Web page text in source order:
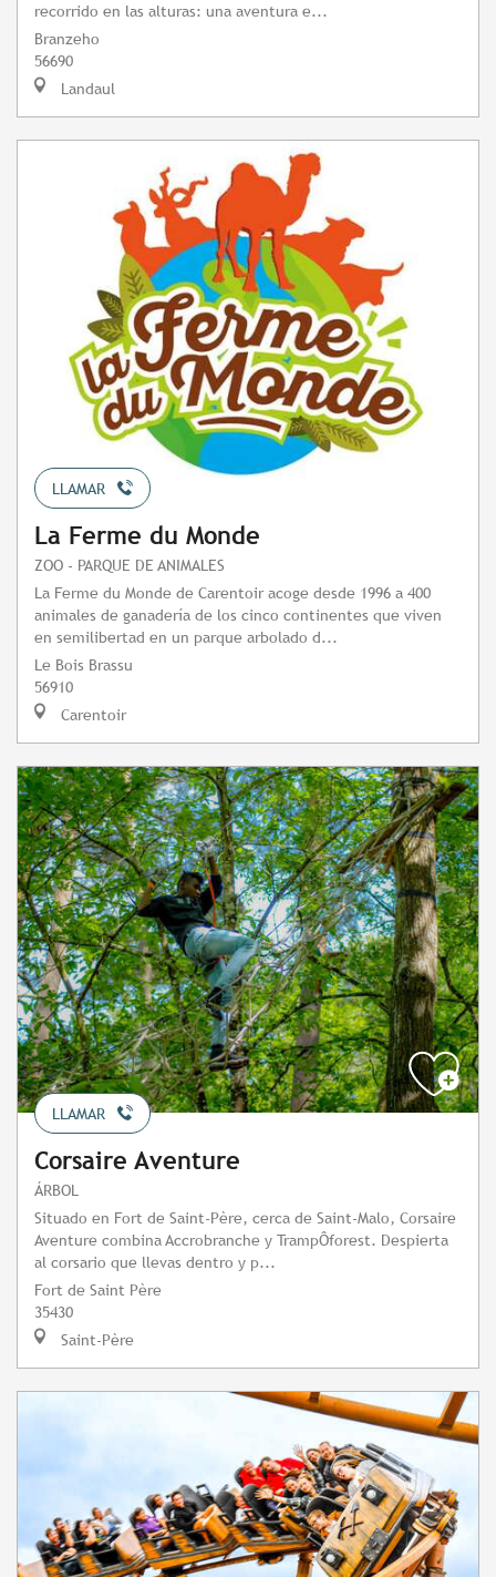
recorrido en las alturas: una aventura e...
Branzeho
56690
Landaul
LLAMAR
La Ferme du Monde
ZOO - PARQUE DE ANIMALES
La Ferme du Monde de Carentoir acoge desde 1996 a 400
animales de ganadería de los cinco continentes que viven
en semilibertad en un parque arbolado d...
Le Bois Brassu
56910
Carentoir
LLAMAR
Corsaire Aventure
ÁRBOL
Situado en Fort de Saint-Père, cerca de Saint-Malo, Corsaire
Aventure combina Accrobranche y TrampÔforest. Despierta
al corsario que llevas dentro y p...
Fort de Saint Père
35430
Saint-Père